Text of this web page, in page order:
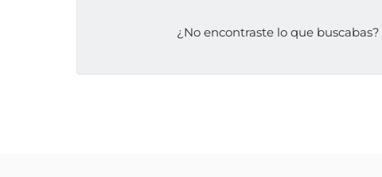
¿No encontraste lo que buscabas?